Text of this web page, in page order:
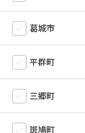
葛城市
平群町
三郷町
斑鳩町